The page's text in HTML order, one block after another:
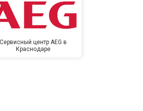
Сервисный центр AEG в
Краснодаре